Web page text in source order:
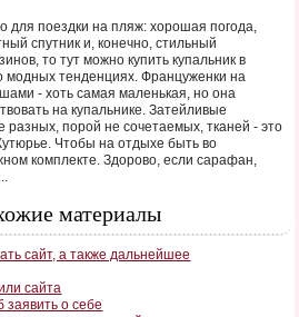
для поездки на пляж: хорошая погода,
спутник и, конечно, стильный
то тут можно купить купальник в
модных тенденциях. Француженки на
- хоть самая маленькая, но она
на купальнике. Затейливые
разных, порой не сочетаемых, тканей - это
Чтобы на отдыхе быть во
комплекте. Здорово, если сарафан,
материалы
сайт, а также дальнейшее
сайта
заявить о себе